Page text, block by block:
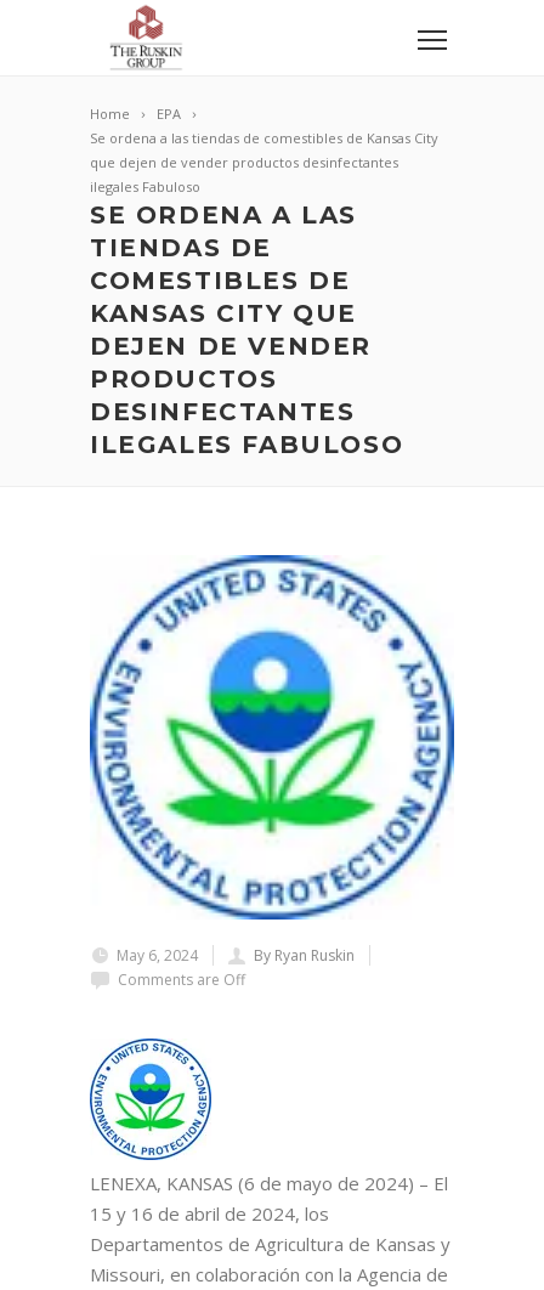
Home
EPA
Se ordena a las tiendas de comestibles de Kansas City
que dejen de vender productos desinfectantes
ilegales Fabuloso
SE ORDENA A LAS
TIENDAS DE
COMESTIBLES DE
KANSAS CITY QUE
DEJEN DE VENDER
PRODUCTOS
DESINFECTANTES
ILEGALES FABULOSO
May 6, 2024
By Ryan Ruskin
Comments are Off
LENEXA, KANSAS (6 de mayo de 2024) – El
15 y 16 de abril de 2024, los
Departamentos de Agricultura de Kansas y
Missouri, en colaboración con la Agencia de